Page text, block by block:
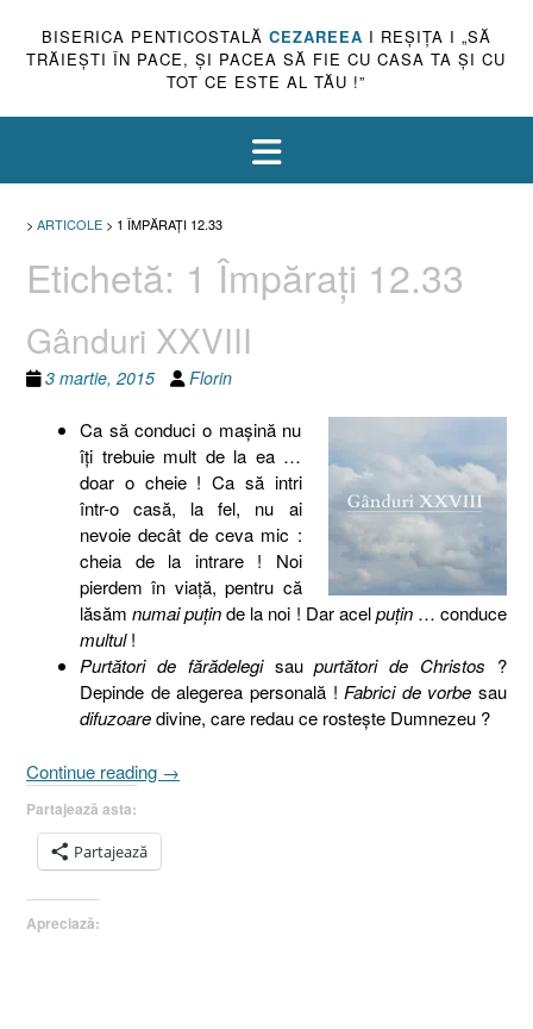
BISERICA PENTICOSTALĂ CEZAREEA I REŞIŢA I „SĂ
TRĂIEŞTI ÎN PACE, ŞI PACEA SĂ FIE CU CASA TA ŞI CU
TOT CE ESTE AL TĂU !”
> ARTICOLE > 1 ÎMPĂRAŢI 12.33
Etichetă: 1 Împăraţi 12.33
Gânduri XXVIII
3 martie, 2015 Florin
Ca să conduci o maşină nu
îţi trebuie mult de la ea …
doar o cheie ! Ca să intri
într-o casă, la fel, nu ai
nevoie decât de ceva mic :
cheia de la intrare ! Noi
pierdem în viaţă, pentru că
lăsămnumai puţinde la noi ! Dar acelpuţin… conduce
multul!
Purtători de fărădelegisaupurtători de Christos ?
Depinde de alegerea personală ! Fabrici de vorbe sau
difuzoaredivine, care redau ce rosteşte Dumnezeu ?
Continue reading „Gânduri
→
Partajează asta:
Partajează
Apreciază: